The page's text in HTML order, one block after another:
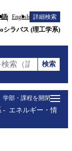
語 English 詳細検索
シラバス (理工学系)
索（講義名・科
検索
学部・課程を開閉
エネルギー・情